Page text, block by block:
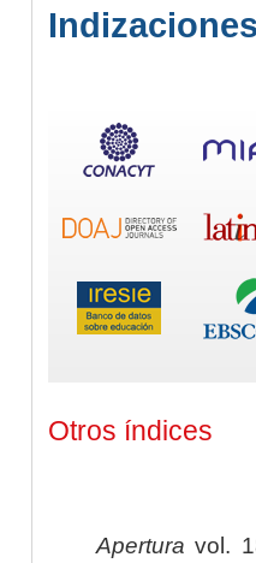
Indizaciones
Otros índices
Apertura vol.